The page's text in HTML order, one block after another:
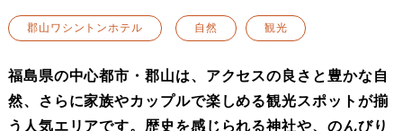
郡山ワシントンホテル 自然 観光
福島県の中心都市・郡山は、アクセスの良さと豊かな自
然、さらに家族やカップルで楽しめる観光スポットが揃
う人気エリアです。歴史を感じられる神社や、のんびり